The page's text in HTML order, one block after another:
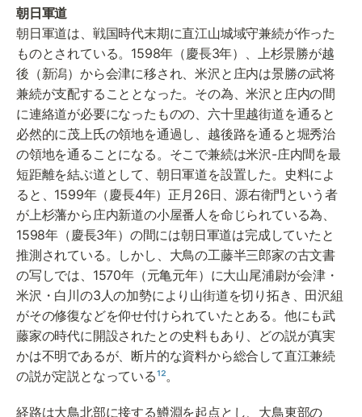
朝日軍道は、戦国時代末期に直江山城域守兼続が作った
ものとされている。1598年（慶長3年）、上杉景勝が越
後（新潟）から会津に移され、米沢と庄内は景勝の武将
兼続が支配することとなった。その為、米沢と庄内の間
に連絡道が必要になったものの、六十里越街道を通ると
必然的に茂上氏の領地を通過し、越後路を通ると堀秀治
の領地を通ることになる。そこで兼続は米沢-庄内間を最
短距離を結ぶ道として、朝日軍道を設置した。史料によ
ると、1599年（慶長4年）正月26日、源右衛門という者
が上杉藩から庄内新道の小屋番人を命じられている為、
1598年（慶長3年）の間には朝日軍道は完成していたと
推測されている。しかし、大鳥の工藤半三郎家の古文書
の写しでは、1570年（元亀元年）に大山尾浦尉が会津・
米沢・白川の3人の加勢により山街道を切り拓き、田沢組
がその修復などを仰せ付けられていたとある。他にも武
藤家の時代に開設されたとの史料もあり、どの説が真実
かは不明であるが、断片的な資料から総合して直江兼続
の説が定説となっている¹²。
経路は大鳥北部に接する鱒淵を起点とし、大鳥東部の